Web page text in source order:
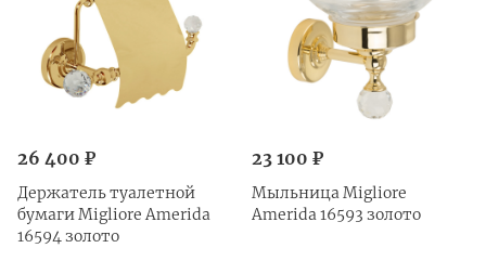
26 400 ₽
Держатель туалетной
бумаги Migliore Amerida
16594 золото
23 100 ₽
Mыльница Migliore
Amerida 16593 золото